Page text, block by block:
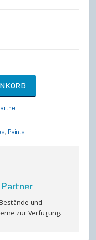
, Paints
und
zur Verfügung.